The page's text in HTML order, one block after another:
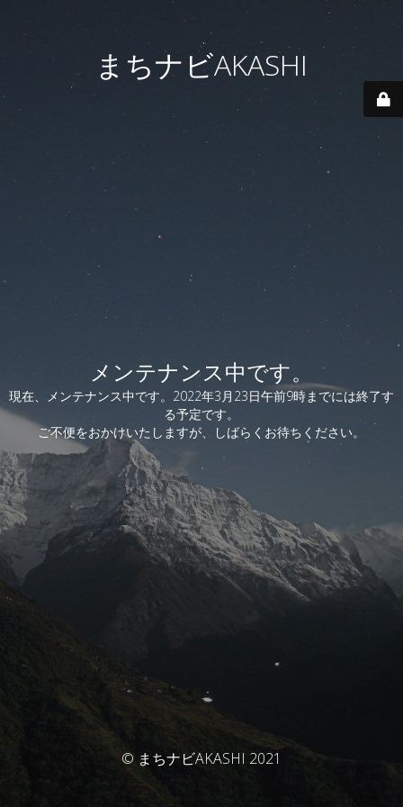
まちナビAKASHI
メンテナンス中です。
現在、メンテナンス中です。2022年3月23日午前9時までには終了す
る予定です。
ご不便をおかけいたしますが、しばらくお待ちください。
© まちナビAKASHI 2021